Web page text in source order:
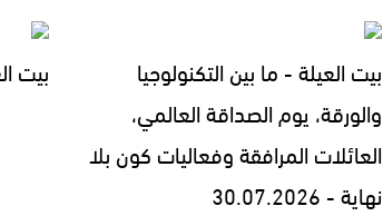
بيت العيلة - ما بين التكنولوجيا
والورقة، يوم الصداقة العالمي،
العائلات المرافقة وفعاليات كون بلا
نهاية - 30.07.2026
بيت